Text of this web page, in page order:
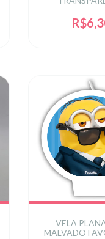
VELA
MALVADO